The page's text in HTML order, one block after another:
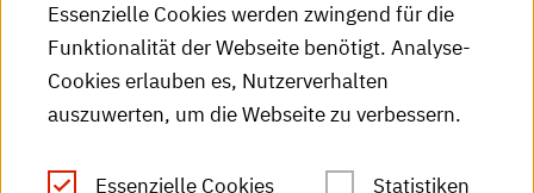
HKA-Publikationen
RSS-Feed
Leichte Sprache
Essenzielle Cookies werden zwingend für die
Funktionalität der Webseite benötigt. Analyse-
Cookies erlauben es, Nutzerverhalten
auszuwerten, um die Webseite zu verbessern.
Essenzielle Cookies Statistiken